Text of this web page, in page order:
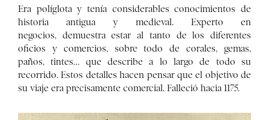
Era políglota y tenía considerables conocimientos de
historia antigua y medieval. Experto en
negocios, demuestra estar al tanto de los diferentes
oficios y comercios, sobre todo de corales, gemas,
paños, tintes… que describe a lo largo de todo su
recorrido. Estos detalles hacen pensar que el objetivo de
su viaje era precisamente comercial. Falleció hacia 1175.